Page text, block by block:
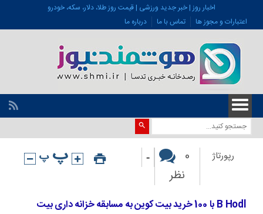
اخبار روز | خبر جدید ورزشی | قیمت روز طلا، دلار، سکه، خودرو
اعتبارات و مجوز ها
تماس با ما درباره ما
رپورتاژ
0
نظر
-
B Hodl با 100 خرید بیت کوین به مسابقه خزانه داری بیت